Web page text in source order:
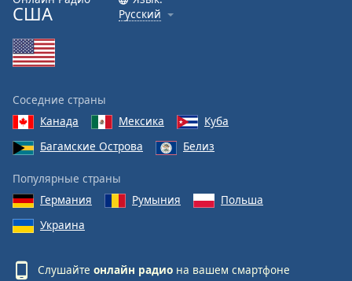
США
Русский
Соседние страны
Канада
Мексика
Куба
Багамские Острова
Белиз
Популярные страны
Германия
Румыния
Польша
Украина
Слушайте онлайн радио на вашем смартфоне